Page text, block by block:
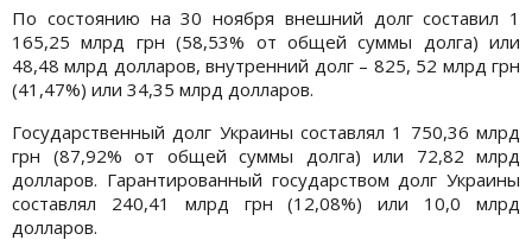
По состоянию на 30 ноября внешний долг составил 1
165,25 млрд грн (58,53% от общей суммы долга) или
48,48 млрд долларов, внутренний долг – 825, 52 млрд грн
(41,47%) или 34,35 млрд долларов.
Государственный долг Украины составлял 1 750,36 млрд
грн (87,92% от общей суммы долга) или 72,82 млрд
долларов. Гарантированный государством долг Украины
составлял 240,41 млрд грн (12,08%) или 10,0 млрд
долларов.